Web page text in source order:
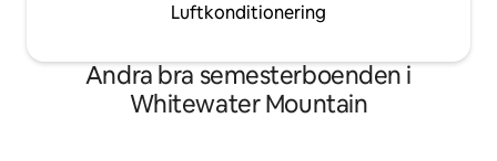
Luftkonditionering
Andra bra semesterboenden i
Whitewater Mountain